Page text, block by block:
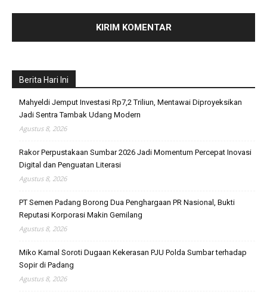
Berita Hari Ini
Mahyeldi Jemput Investasi Rp7,2 Triliun, Mentawai Diproyeksikan
Jadi Sentra Tambak Udang Modern
Agustus 8, 2026
Rakor Perpustakaan Sumbar 2026 Jadi Momentum Percepat Inovasi
Digital dan Penguatan Literasi
Agustus 8, 2026
PT Semen Padang Borong Dua Penghargaan PR Nasional, Bukti
Reputasi Korporasi Makin Gemilang
Agustus 8, 2026
Miko Kamal Soroti Dugaan Kekerasan PJU Polda Sumbar terhadap
Sopir di Padang
Agustus 8, 2026